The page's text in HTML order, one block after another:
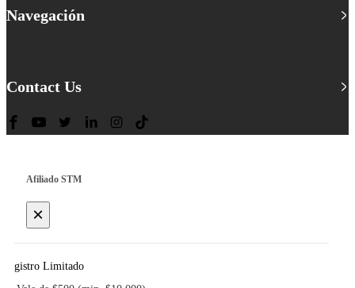
Navegación
Contact Us
Afiliado STM
×
Registro Limitado